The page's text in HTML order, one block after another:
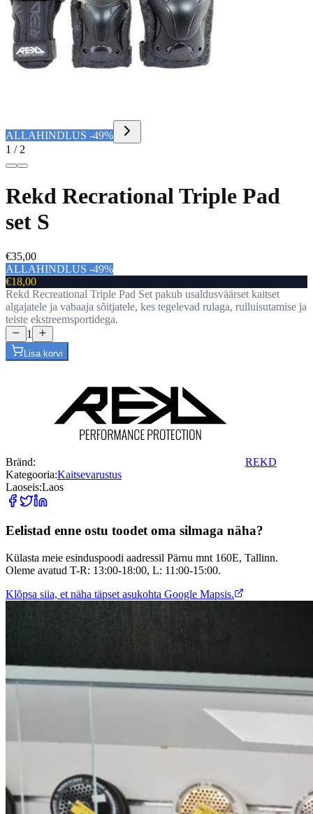
ALLAHINDLUS -49%
1 / 2
Rekd Recrational Triple Pad
set S
€35,00
ALLAHINDLUS -49%
€18,00
Rekd Recreational Triple Pad Set pakub usaldusväärset kaitset
algajatele ja vabaaja sõitjatele, kes tegelevad rulaga, rulluisutamise ja
teiste ekstreemsportidega.
1
Lisa korvi
Bränd:
REKD
Kategooria:Kaitsevarustus
Laoseis:Laos
Eelistad enne ostu toodet oma silmaga näha?
Külasta meie esinduspoodi aadressil Pärnu mnt 160E, Tallinn.
Oleme avatud T-R: 13:00-18:00, L: 11:00-15:00.
Klõpsa siia, et näha täpset asukohta Google Mapsis.